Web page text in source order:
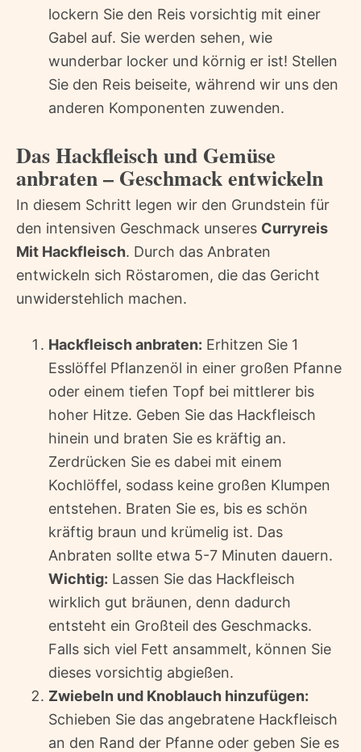
lockern Sie den Reis vorsichtig mit einer
Gabel auf. Sie werden sehen, wie
wunderbar locker und körnig er ist! Stellen
Sie den Reis beiseite, während wir uns den
anderen Komponenten zuwenden.
Das Hackfleisch und Gemüse
anbraten – Geschmack entwickeln
In diesem Schritt legen wir den Grundstein für
den intensiven Geschmack unseres Curryreis
Mit Hackfleisch. Durch das Anbraten
entwickeln sich Röstaromen, die das Gericht
unwiderstehlich machen.
Hackfleisch anbraten: Erhitzen Sie 1
Esslöffel Pflanzenöl in einer großen Pfanne
oder einem tiefen Topf bei mittlerer bis
hoher Hitze. Geben Sie das Hackfleisch
hinein und braten Sie es kräftig an.
Zerdrücken Sie es dabei mit einem
Kochlöffel, sodass keine großen Klumpen
entstehen. Braten Sie es, bis es schön
kräftig braun und krümelig ist. Das
Anbraten sollte etwa 5-7 Minuten dauern.
Wichtig: Lassen Sie das Hackfleisch
wirklich gut bräunen, denn dadurch
entsteht ein Großteil des Geschmacks.
Falls sich viel Fett ansammelt, können Sie
dieses vorsichtig abgießen.
Zwiebeln und Knoblauch hinzufügen:
Schieben Sie das angebratene Hackfleisch
an den Rand der Pfanne oder geben Sie es